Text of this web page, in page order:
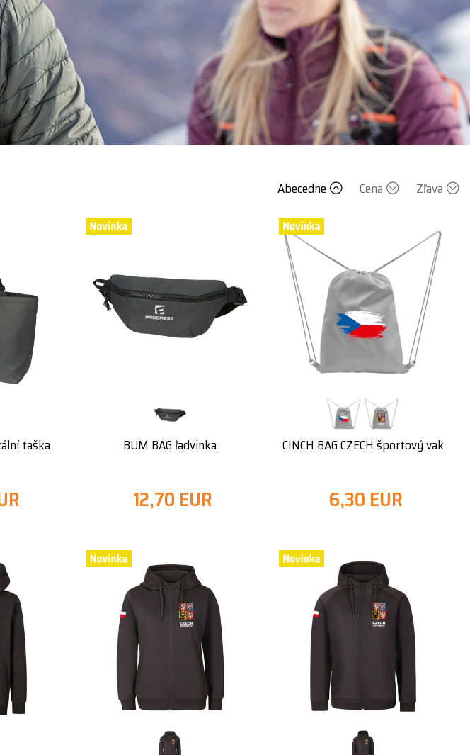
Abecedne Cena Zľava
taška BUM BAG ľadvinka
12,70 EUR
CINCH BAG CZECH športový vak
6,30 EUR